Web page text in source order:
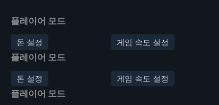
플레이어 모드
돈 설정 게임 속도 설정
플레이어 모드
돈 설정 게임 속도 설정
플레이어 모드